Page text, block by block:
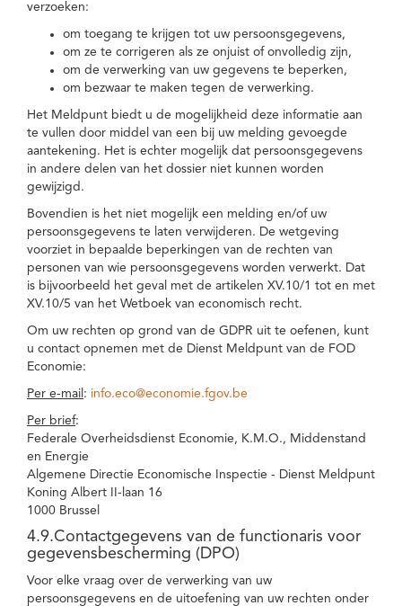
verzoeken:
om toegang te krijgen tot uw persoonsgegevens,
om ze te corrigeren als ze onjuist of onvolledig zijn,
om de verwerking van uw gegevens te beperken,
om bezwaar te maken tegen de verwerking.
Het Meldpunt biedt u de mogelijkheid deze informatie aan
te vullen door middel van een bij uw melding gevoegde
aantekening. Het is echter mogelijk dat persoonsgegevens
in andere delen van het dossier niet kunnen worden
gewijzigd.
Bovendien is het niet mogelijk een melding en/of uw
persoonsgegevens te laten verwijderen. De wetgeving
voorziet in bepaalde beperkingen van de rechten van
personen van wie persoonsgegevens worden verwerkt. Dat
is bijvoorbeeld het geval met de artikelen XV.10/1 tot en met
XV.10/5 van het Wetboek van economisch recht.
Om uw rechten op grond van de GDPR uit te oefenen, kunt
u contact opnemen met de Dienst Meldpunt van de FOD
Economie:
Per e-mail : info.eco@economie.fgov.be
Per brief:
Federale Overheidsdienst Economie, K.M.O., Middenstand
en Energie
Algemene Directie Economische Inspectie - Dienst Meldpunt
Koning Albert II-laan 16
1000 Brussel
4.9.Contactgegevens van de functionaris voor
gegevensbescherming (DPO)
Voor elke vraag over de verwerking van uw
persoonsgegevens en de uitoefening van uw rechten onder